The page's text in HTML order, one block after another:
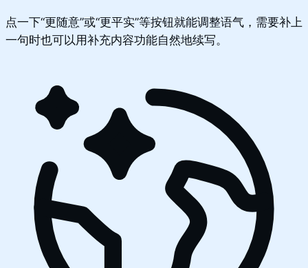
点一下“更随意”或“更平实”等按钮就能调整语气，需要补上
一句时也可以用补充内容功能自然地续写。